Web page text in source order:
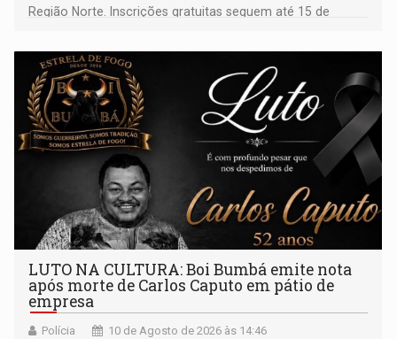
Região Norte. Inscrições gratuitas seguem até 15 de
LUTO NA CULTURA: Boi Bumbá emite nota
após morte de Carlos Caputo em pátio de
empresa
Polícia 10 de Agosto de 2026 às 14:46